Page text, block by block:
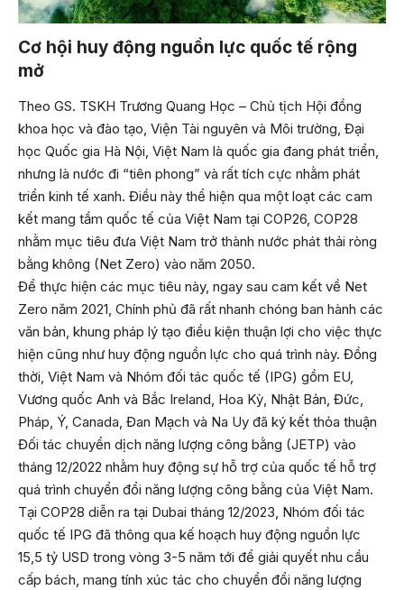
Cơ hội huy động nguồn lực quốc tế rộng
mở
Theo GS. TSKH Trương Quang Học – Chủ tịch Hội đồng
khoa học và đào tạo, Viện Tài nguyên và Môi trường, Đại
học Quốc gia Hà Nội, Việt Nam là quốc gia đang phát triển,
nhưng là nước đi “tiên phong” và rất tích cực nhằm phát
triển kinh tế xanh. Điều này thể hiện qua một loạt các cam
kết mang tầm quốc tế của Việt Nam tại COP26, COP28
nhằm mục tiêu đưa Việt Nam trở thành nước phát thải ròng
bằng không (Net Zero) vào năm 2050.
Để thực hiện các mục tiêu này, ngay sau cam kết về Net
Zero năm 2021, Chính phủ đã rất nhanh chóng ban hành các
văn bản, khung pháp lý tạo điều kiện thuận lợi cho việc thực
hiện cũng như huy động nguồn lực cho quá trình này. Đồng
thời, Việt Nam và Nhóm đối tác quốc tế (IPG) gồm EU,
Vương quốc Anh và Bắc Ireland, Hoa Kỳ, Nhật Bản, Đức,
Pháp, Ý, Canada, Đan Mạch và Na Uy đã ký kết thỏa thuận
Đối tác chuyển dịch năng lượng công bằng (JETP) vào
tháng 12/2022 nhằm huy động sự hỗ trợ của quốc tế hỗ trợ
quá trình chuyển đổi năng lượng công bằng của Việt Nam.
Tại COP28 diễn ra tại Dubai tháng 12/2023, Nhóm đối tác
quốc tế IPG đã thông qua kế hoạch huy động nguồn lực
15,5 tỷ USD trong vòng 3-5 năm tới để giải quyết nhu cầu
cấp bách, mang tính xúc tác cho chuyển đổi năng lượng